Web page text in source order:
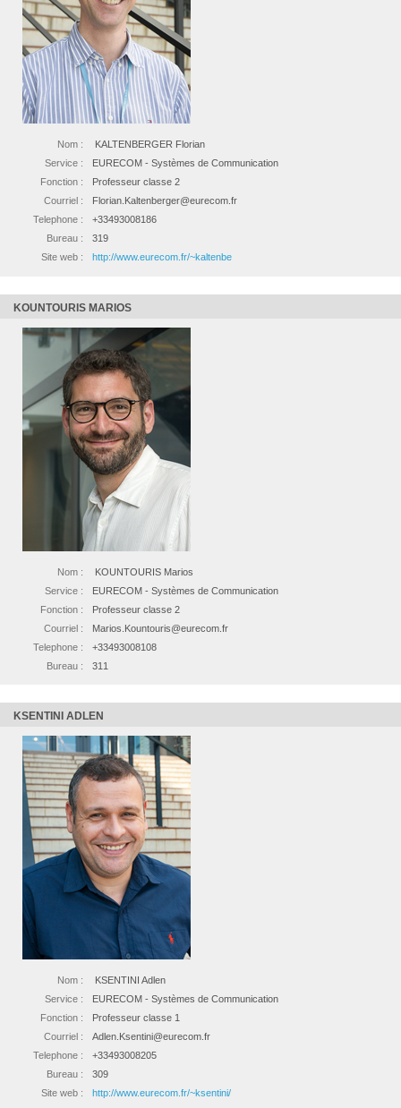
Nom :
KALTENBERGER Florian
Service :
EURECOM - Systèmes de Communication
Fonction :
Professeur classe 2
Courriel :
Florian.Kaltenberger@eurecom.fr
Telephone :
+33493008186
Bureau :
319
Site web :
http://www.eurecom.fr/~kaltenbe
KOUNTOURIS MARIOS
Nom :
KOUNTOURIS Marios
Service :
EURECOM - Systèmes de Communication
Fonction :
Professeur classe 2
Courriel :
Marios.Kountouris@eurecom.fr
Telephone :
+33493008108
Bureau :
311
KSENTINI ADLEN
Nom :
KSENTINI Adlen
Service :
EURECOM - Systèmes de Communication
Fonction :
Professeur classe 1
Courriel :
Adlen.Ksentini@eurecom.fr
Telephone :
+33493008205
Bureau :
309
Site web :
http://www.eurecom.fr/~ksentini/